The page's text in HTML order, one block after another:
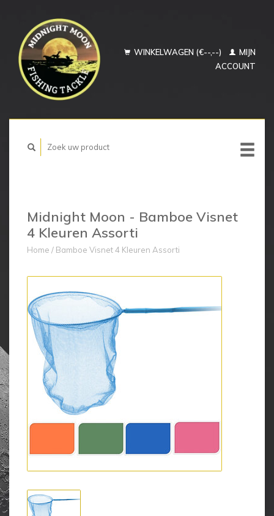
WINKELWAGEN (€--,--)
MIJN
ACCOUNT
Midnight Moon - Bamboe Visnet
4 Kleuren Assorti
Home / Bamboe Visnet 4 Kleuren Assorti